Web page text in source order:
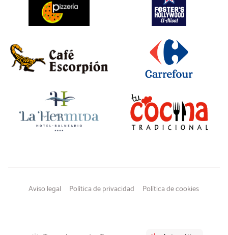
Aviso legal Política de privacidad Política de cookies